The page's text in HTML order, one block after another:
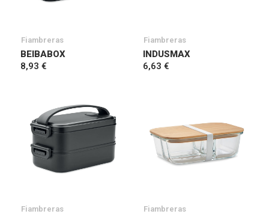
Fiambreras
BEIBABOX
8,93 €
Fiambreras
INDUSMAX
6,63 €
Fiambreras Fiambreras